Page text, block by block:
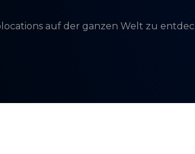
auf der ganzen Welt zu